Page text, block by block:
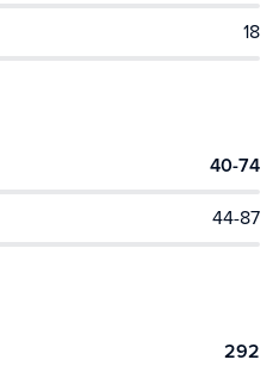
18
40-74
44-87
292